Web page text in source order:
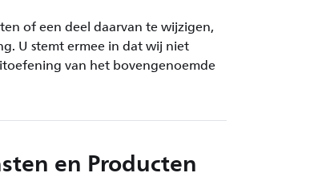
of een deel daarvan te wijzigen,
U stemt ermee in dat wij niet
van het bovengenoemde
en Producten